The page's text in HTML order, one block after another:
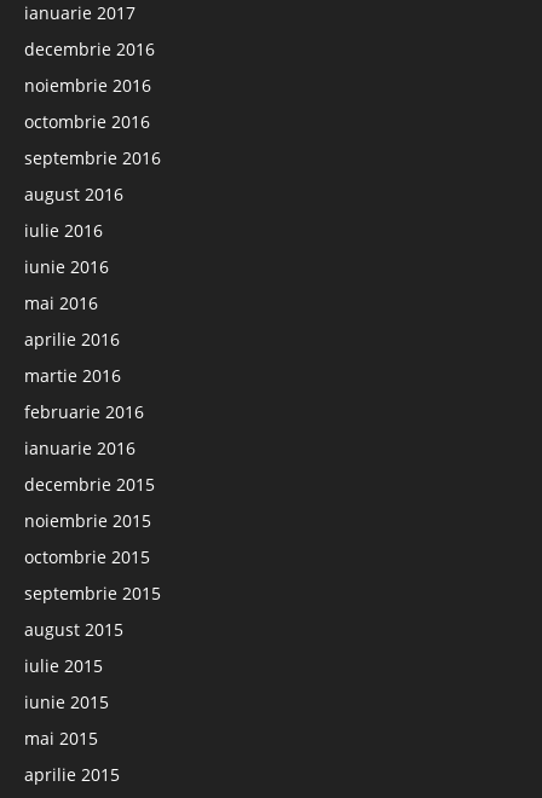
ianuarie 2017
decembrie 2016
noiembrie 2016
octombrie 2016
septembrie 2016
august 2016
iulie 2016
iunie 2016
mai 2016
aprilie 2016
martie 2016
februarie 2016
ianuarie 2016
decembrie 2015
noiembrie 2015
octombrie 2015
septembrie 2015
august 2015
iulie 2015
iunie 2015
mai 2015
aprilie 2015